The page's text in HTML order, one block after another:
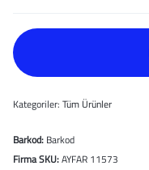
Kategoriler: Tüm Ürünler
Barkod: Barkod
Firma SKU:AYFAR 11573